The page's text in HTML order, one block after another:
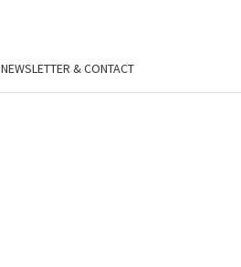
NEWSLETTER & CONTACT